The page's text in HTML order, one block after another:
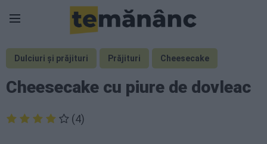
Dulciuri și prăjituri Prăjituri Cheesecake
Cheesecake cu piure de dovleac
(4)